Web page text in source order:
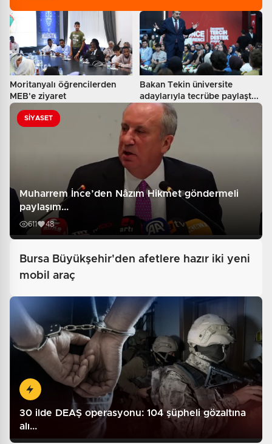
Moritanyalı öğrencilerden
MEB'e ziyaret
Bakan Tekin üniversite
adaylarıyla tecrübe paylaşt...
SİYASET
Muharrem İnce’den Nâzım Hikmet göndermeli
paylaşım...
611 48
Bursa Büyükşehir'den afetlere hazır iki yeni
mobil araç
30 ilde DEAŞ operasyonu: 104 şüpheli gözaltına
alı...